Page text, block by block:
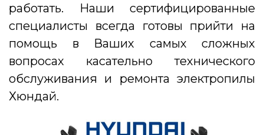
работать. Наши сертифицированные
специалисты всегда готовы прийти на
помощь в Ваших самых сложных
вопросах касательно технического
обслуживания и ремонта электропилы
Хюндай.